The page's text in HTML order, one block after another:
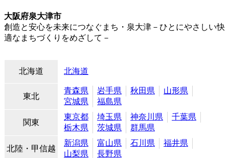
大阪府泉大津市
創造と安心を未来につなぐまち・泉大津－ひとにやさしい快
適なまちづくりをめざして－
北海道 北海道
東北
青森県 岩手県 秋田県
山形県
宮城県
福島県
関東
東京都 埼玉県 神奈川県
千葉県
栃木県
茨城県 群馬県
北陸・甲信越
新潟県 富山県 石川県
福井県
山梨県
長野県